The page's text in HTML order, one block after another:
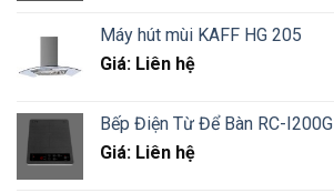
Máy hút mùi KAFF HG 205
Giá: Liên hệ
Bếp Điện Từ Để Bàn RC-I200G
Giá: Liên hệ